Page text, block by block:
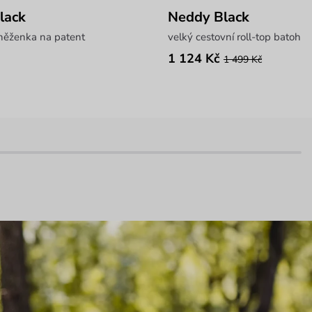
na patent
Neddy Black
velký cestovní roll-top batoh
1 124 Kč 1 499 Kč